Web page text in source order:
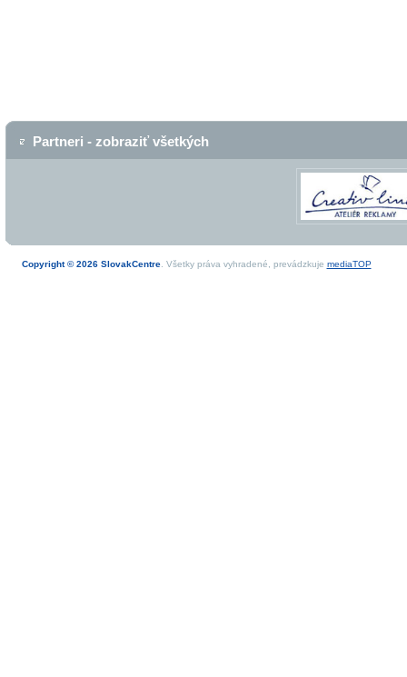
Partneri - zobraziť všetkých
Copyright © 2026 SlovakCentre. Všetky práva vyhradené, prevádzkuje mediaTOP